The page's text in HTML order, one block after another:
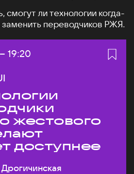
смогут ли технологии когда-
переводчиков РЖЯ.
– Конец:
19:20
жестового
доступнее